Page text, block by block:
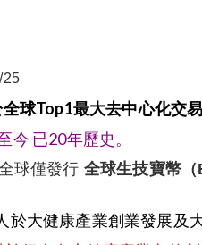
25
球Top1最大去中心化交
已20年歷史。
球僅發行 全球生技寶幣
於大健康產業創業發展及